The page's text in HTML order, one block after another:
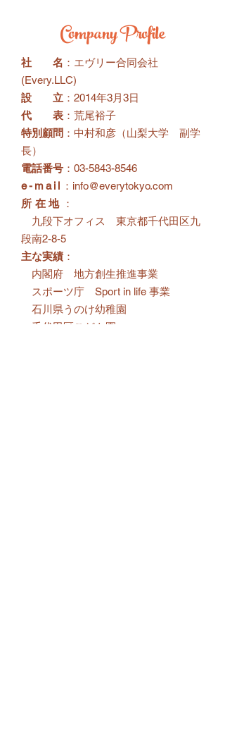
Company Profile
社 名 ：エヴリー合同会社
(Every.LLC)
設 立 ：2014年3月3日
代 表 ：荒尾裕子
特別顧問 ：中村和彦（山梨大学 副学
長）
電話番号 ：03-5843-8546
e-mail ： info@everytokyo.com
所在地 ：
九段下オフィス 東京都千代田区九
段南2-8-5
主な実績：
​ 内閣府 地方創生推進事業
スポーツ庁 Sport in life 事業
石川県うのけ幼稚園
千代田区こども園